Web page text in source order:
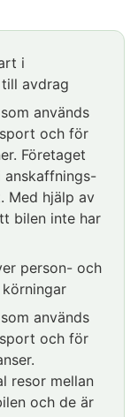
för
av den
hjälp av
bilen inte
den
för privata
och
av den
och
för
anskaffat
används
och för
av den
och
till den
Företaget
sig till
vilken
privata
körningar
i
avdrag
används
och för
Företaget
anskaffnings-
Med hjälp av
bilen inte har
person- och
används
och för
resor mellan
och de är